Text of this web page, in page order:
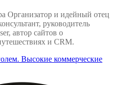
Организатор и идейный отец
руководитель
автор сайтов о
и CRM.
Высокие коммерческие